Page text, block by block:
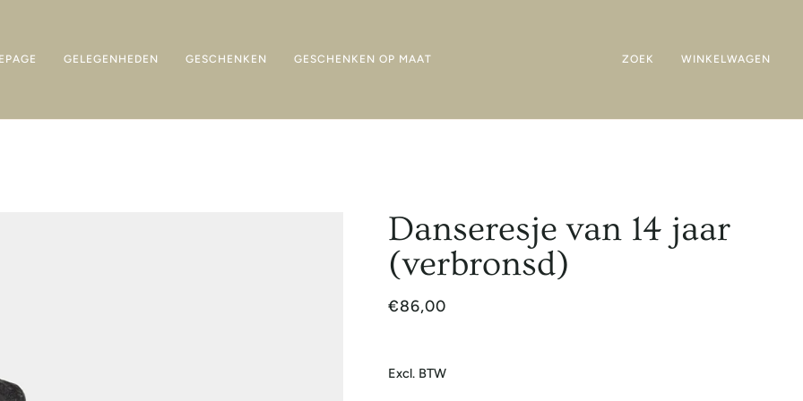
GELEGENHEDEN GESCHENKEN GESCHENKEN OP MAAT ZOEK WINKELWAGEN
Danseresje van 14 jaar
(verbronsd)
€86,00
Excl. BTW